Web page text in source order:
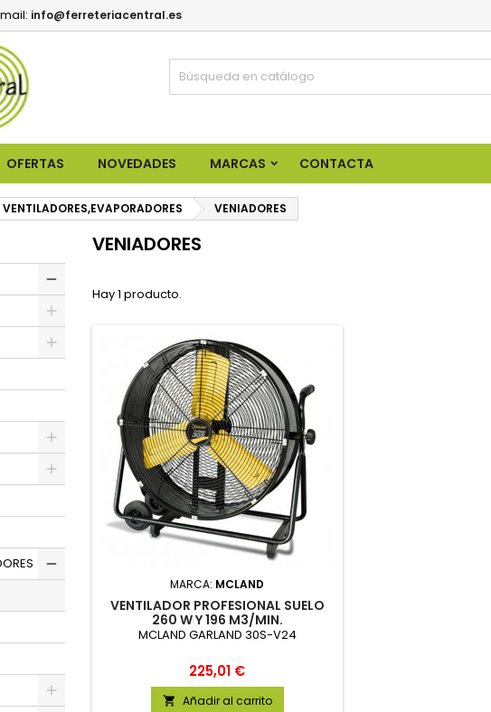
info@ferreteriacentral.es
OFERTAS NOVEDADES MARCAS CONTACTA
VENTILADORES,EVAPORADORES VENIADORES
VENIADORES
Hay 1 producto.
MARCA: MCLAND
VENTILADOR PROFESIONAL SUELO
260 W Y 196 M3/MIN.
MCLAND GARLAND 30S-V24
Precio
225,01 €
 Añadir al carrito